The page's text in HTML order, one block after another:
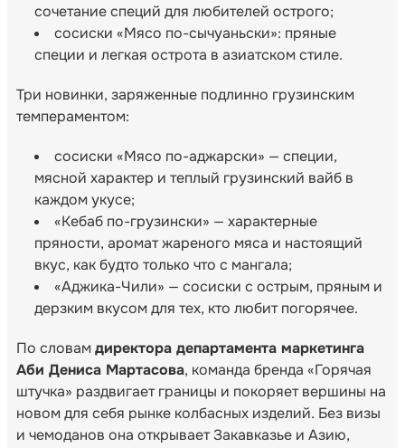
сочетание специй для любителей острого;
сосиски «Мясо по-сычуаньски»: пряные
специи и легкая острота в азиатском стиле.
Три новинки, заряженные подлинно грузинским
темпераментом:
сосиски «Мясо по-аджарски» — специи,
мясной характер и теплый грузинский вайб в
каждом укусе;
«Кебаб по-грузински» — характерные
пряности, аромат жареного мяса и настоящий
вкус, как будто только что с мангала;
«Аджика-Чили» — сосиски с острым, пряным и
дерзким вкусом для тех, кто любит погорячее.
По словам директора департамента маркетинга
Аби Дениса Мартасова, команда бренда «Горячая
штучка» раздвигает границы и покоряет вершины на
новом для себя рынке колбасных изделий. Без визы
и чемоданов она открывает Закавказье и Азию,